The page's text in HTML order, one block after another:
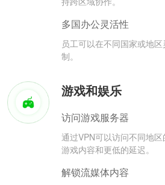
多国办公灵活性
员工可以在不同国家或地
制。
游戏和娱乐
访问游戏服务器
通过VPN可以访问不同地
游戏内容和更低的延迟。
解锁流媒体内容